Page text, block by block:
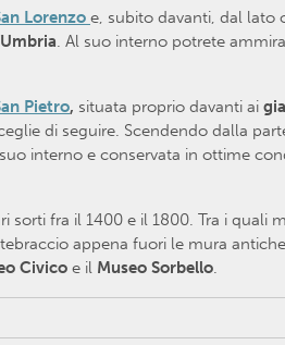
Lorenzo e, subito davanti, dal lato
. Al suo interno potrete
Pietro, situata proprio davanti ai
di seguire. Scendendo dalla
interno e conservata in ottime
fra il 1400 e il 1800. Tra i quali
appena fuori le mura
Civico e il Museo Sorbello.